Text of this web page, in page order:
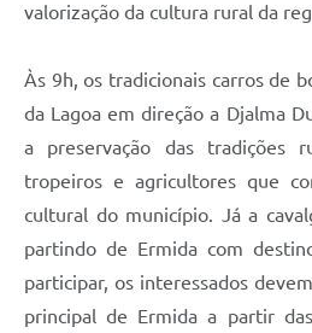
valorização da cultura rural da
Às 9h, os tradicionais carros de
da Lagoa em direção a Djalma
a preservação das tradições
tropeiros e agricultores que
cultural do município. Já a
partindo de Ermida com
participar, os interessados
principal de Ermida a partir